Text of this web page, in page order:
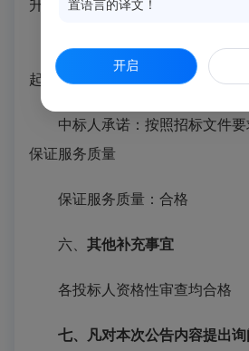
升科技园B-2号楼
中标金额：柒万柒仟捌佰元
起按中标价的25%收取年服务费。
中标人承诺：按照招标文件要
保证服务质量
保证服务质量：合格
六、 其他补充事宜
各投标人资格性审查均合格
七、凡对本次公告内容提出
置语言的译文！
开启